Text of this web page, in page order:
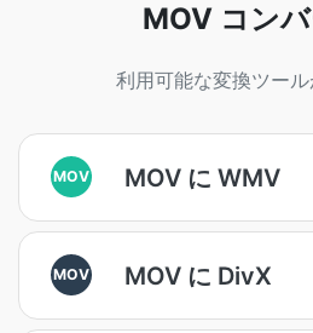
MOV コン
利用可能な変換ツー
MOV MOV に WMV
MOV MOV に DivX